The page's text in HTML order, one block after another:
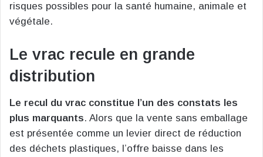
risques possibles pour la santé humaine, animale et
végétale.
Le vrac recule en grande
distribution
Le recul du vrac constitue l’un des constats les
plus marquants. Alors que la vente sans emballage
est présentée comme un levier direct de réduction
des déchets plastiques, l’offre baisse dans les